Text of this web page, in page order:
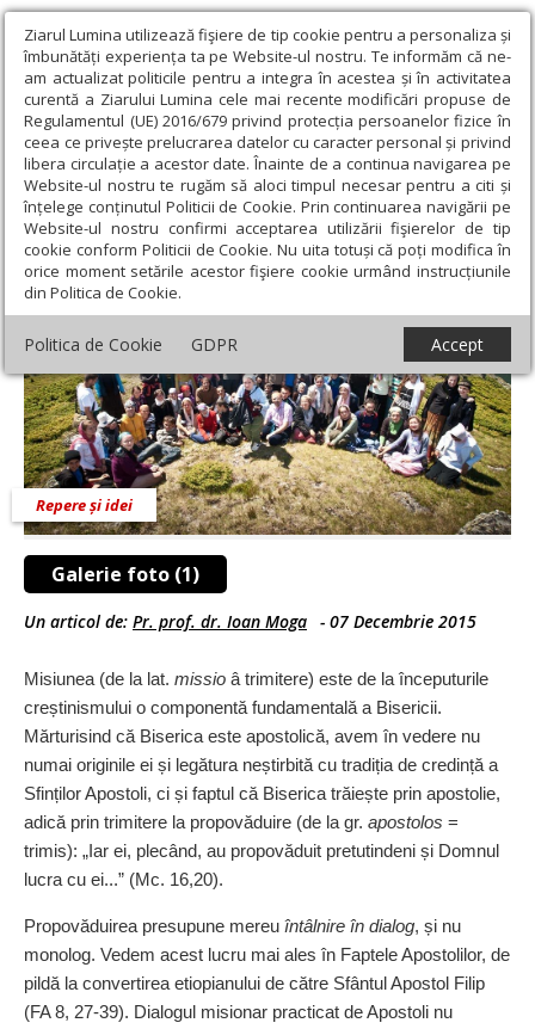
Ziarul Lumina utilizează fişiere de tip cookie pentru a personaliza și
îmbunătăți experiența ta pe Website-ul nostru. Te informăm că ne-
am actualizat politicile pentru a integra în acestea și în activitatea
curentă a Ziarului Lumina cele mai recente modificări propuse de
Regulamentul (UE) 2016/679 privind protecția persoanelor fizice în
ceea ce privește prelucrarea datelor cu caracter personal și privind
libera circulație a acestor date. Înainte de a continua navigarea pe
Website-ul nostru te rugăm să aloci timpul necesar pentru a citi și
înțelege conținutul Politicii de Cookie. Prin continuarea navigării pe
Website-ul nostru confirmi acceptarea utilizării fişierelor de tip
cookie conform Politicii de Cookie. Nu uita totuși că poți modifica în
orice moment setările acestor fişiere cookie urmând instrucțiunile
din Politica de Cookie.
Politica de Cookie GDPR Accept
Ziarul Lumina › Opinii › Repere și idei › Arta dialogului misionar
Arta dialogului misionar
Galerie foto (1)
Repere și idei
Un articol de: Pr. prof. dr. Ioan Moga - 07 Decembrie 2015
Misiunea (de la lat. missio â trimitere) este de la începuturile
crești­nismului o componentă fundamentală a Bisericii.
Mărturisind că Biserica este apostolică, avem în vedere nu
numai originile ei și legătura neștirbită cu tradiția de credință a
Sfinților Apostoli, ci și faptul că Biserica trăiește prin apostolie,
adică prin trimitere la propovăduire (de la gr. apostolos =
trimis): „Iar ei, plecând, au propovăduit pretutindeni și Domnul
lucra cu ei...” (Mc. 16,20).
Propovăduirea presupune mereu întâlnire în dialog, și nu
monolog. Vedem acest lucru mai ales în Faptele Apostolilor, de
pildă la convertirea etiopianului de către Sfântul Apostol Filip
(FA 8, 27‑39). Dialogul misionar practicat de Apostoli nu